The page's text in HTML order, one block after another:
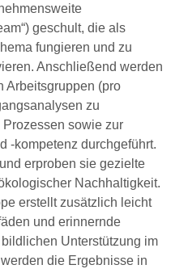
geschult, die als
fungieren und zu
Anschließend werden
Arbeitsgruppen (pro
zu
sowie zur
-kompetenz durchgeführt.
erproben sie gezielte
Nachhaltigkeit.
erstellt zusätzlich leicht
und erinnernde
Unterstützung im
die Ergebnisse in